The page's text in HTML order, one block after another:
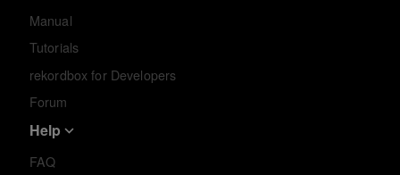
Manual
Tutorials
rekordbox for Developers
Forum
Help
FAQ